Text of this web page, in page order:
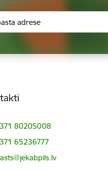
80205008
65236777
pasts: